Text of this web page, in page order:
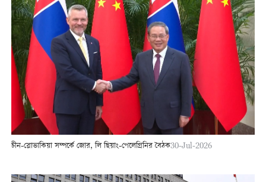
চীন-স্লোভাকিয়া সম্পর্কে জোর, লি ছিয়াং-পেলেগ্রিনির বৈঠক30-Jul-2026